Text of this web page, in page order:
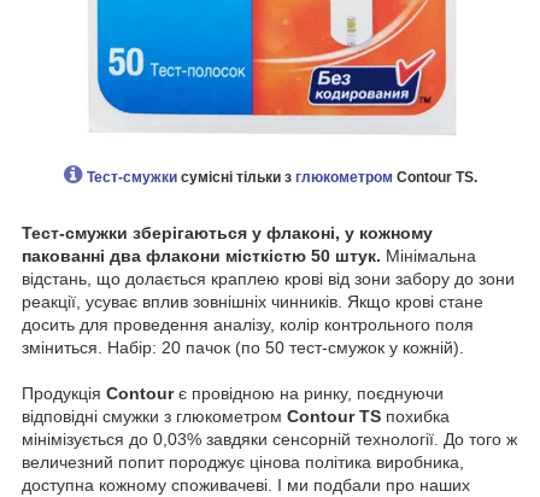
Тест-смужкисумісні тільки з глюкометром Contour TS.
Тест-смужки зберігаються у флаконі, у кожному
пакованні два флакони місткістю 50 штук. Мінімальна
відстань, що долається краплею крові від зони забору до зони
реакції, усуває вплив зовнішніх чинників. Якщо крові стане
досить для проведення аналізу, колір контрольного поля
зміниться. Набір: 20 пачок (по 50 тест-смужок у кожній).
Продукція Contourє провідною на ринку, поєднуючи
відповідні смужки з глюкометром Contour TS похибка
мінімізується до 0,03% завдяки сенсорній технології. До того ж
величезний попит породжує цінова політика виробника,
доступна кожному споживачеві. І ми подбали про наших